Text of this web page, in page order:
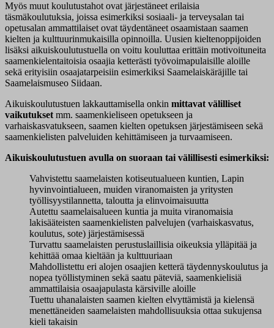
Myös muut koulutustahot ovat järjestäneet erilaisia
täsmäkoulutuksia, joissa esimerkiksi sosiaali- ja terveysalan tai
opetusalan ammattilaiset ovat täydentäneet osaamistaan saamen
kielten ja kulttuurinmukaisilla opinnoilla. Uusien kieltenoppijoiden
lisäksi aikuiskoulutustuella on voitu kouluttaa erittäin motivoituneita
saamenkielentaitoisia osaajia ketterästi työvoimapulaisille aloille
sekä erityisiin osaajatarpeisiin esimerkiksi Saamelaiskäräjille tai
Saamelaismuseo Siidaan.
Aikuiskoulutustuen lakkauttamisella onkin mittavat välilliset
vaikutukset mm. saamenkieliseen opetukseen ja
varhaiskasvatukseen, saamen kielten opetuksen järjestämiseen sekä
saamenkielisten palveluiden kehittämiseen ja turvaamiseen.
Aikuiskoulutustuen avulla on suoraan tai välillisesti esimerkiksi:
Vahvistettu saamelaisten kotiseutualueen kuntien, Lapin
hyvinvointialueen, muiden viranomaisten ja yritysten
työllisyystilannetta, taloutta ja elinvoimaisuutta
Autettu saamelaisalueen kuntia ja muita viranomaisia
lakisääteisten saamenkielisten palvelujen (varhaiskasvatus,
koulutus, sote) järjestämisessä
Turvattu saamelaisten perustuslaillisia oikeuksia ylläpitää ja
kehittää omaa kieltään ja kulttuuriaan
Mahdollistettu eri alojen osaajien ketterä täydennyskoulutus ja
nopea työllistyminen sekä saatu päteviä, saamenkielisiä
ammattilaisia osaajapulasta kärsiville aloille
Tuettu uhanalaisten saamen kielten elvyttämistä ja kielensä
menettäneiden saamelaisten mahdollisuuksia ottaa sukujensa
kieli takaisin